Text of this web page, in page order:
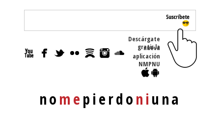
nomepierdoniuna
Descárgate
gratis la nueva
aplicación
NMPNU